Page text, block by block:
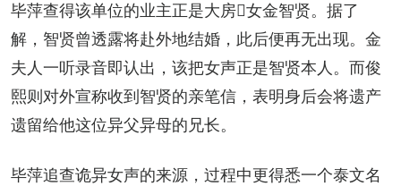
毕萍查得该单位的业主正是大房𡥧女金智贤。据了
解，智贤曾透露将赴外地结婚，此后便再无出现。金
夫人一听录音即认出，该把女声正是智贤本人。而俊
熙则对外宣称收到智贤的亲笔信，表明身后会将遗产
遗留给他这位异父异母的兄长。
毕萍追查诡异女声的来源，过程中更得悉一个泰文名